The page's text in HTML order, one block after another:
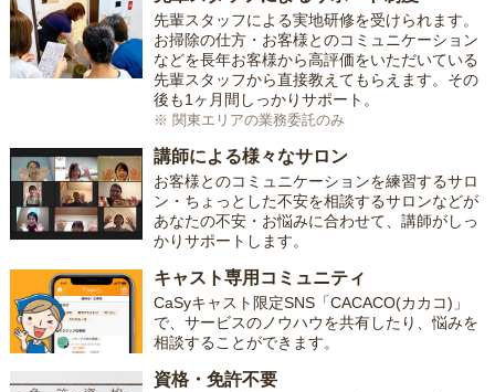
先輩スタッフによる実地研修を受けられます。
お掃除の仕方・お客様とのコミュニケーション
などを長年お客様から高評価をいただいている
先輩スタッフから直接教えてもらえます。その
後も1ヶ月間しっかりサポート。
※ 関東エリアの業務委託のみ
講師による様々なサロン
お客様とのコミュニケーションを練習するサロ
ン・ちょっとした不安を相談するサロンなどが
あなたの不安・お悩みに合わせて、講師がしっ
かりサポートします。
キャスト専用コミュニティ
CaSyキャスト限定SNS「CACACO(カカコ)」
で、サービスのノウハウを共有したり、悩みを
相談することができます。
資格・免許不要